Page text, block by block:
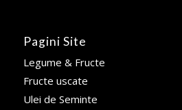
Pagini Site
Legume & Fructe
Fructe uscate
Ulei de Seminte